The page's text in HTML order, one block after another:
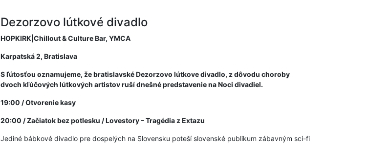
Dezorzovo lútkové divadlo
HOPKIRK|Chillout & Culture Bar, YMCA
Karpatská 2, Bratislava
S ľútosťou oznamujeme, že bratislavské Dezorzovo lútkove divadlo, z dôvodu choroby
dvoch kľúčových lútkových artistov ruší dnešné predstavenie na Noci divadiel.
19:00 / Otvorenie kasy
20:00 / Začiatok bez potlesku / Lovestory – Tragédia z Extazu
Jediné bábkové divadlo pre dospelých na Slovensku poteší slovenské publikum zábavným sci-fi